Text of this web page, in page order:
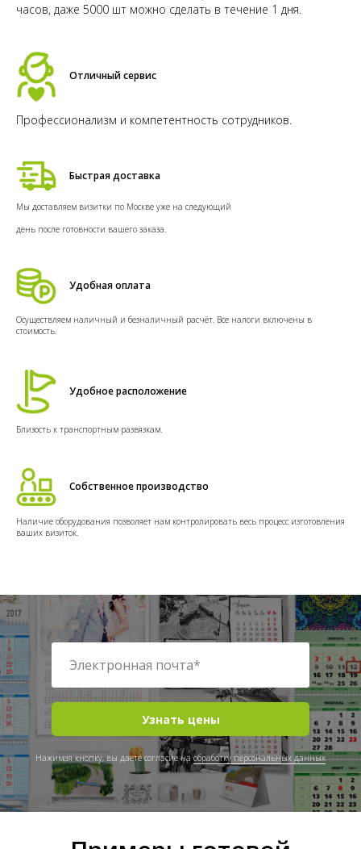
часов, даже 5000 шт можно сделать в течение 1 дня.
Отличный сервис
Профессионализм и компетентность сотрудников.
Быстрая доставка
Мы доставляем визитки по Москве уже на следующий
день после готовности вашего заказа.
Удобная оплата
Осуществляем наличный и безналичный расчёт. Все налоги включены в
стоимость.
Удобное расположение
Близость к транспортным развязкам.
Собственное производство
Наличие оборудования позволяет нам контролировать весь процесс изготовления
ваших визиток.
Узнать цены
Нажимая кнопку, вы даете согласие наобработку персональных данных